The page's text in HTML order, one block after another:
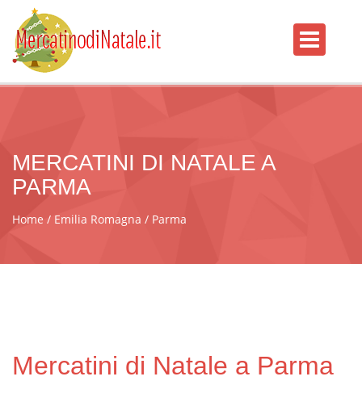
MERCATINI DI NATALE A
PARMA
Home Emilia Romagna Parma
Mercatini di Natale a Parma